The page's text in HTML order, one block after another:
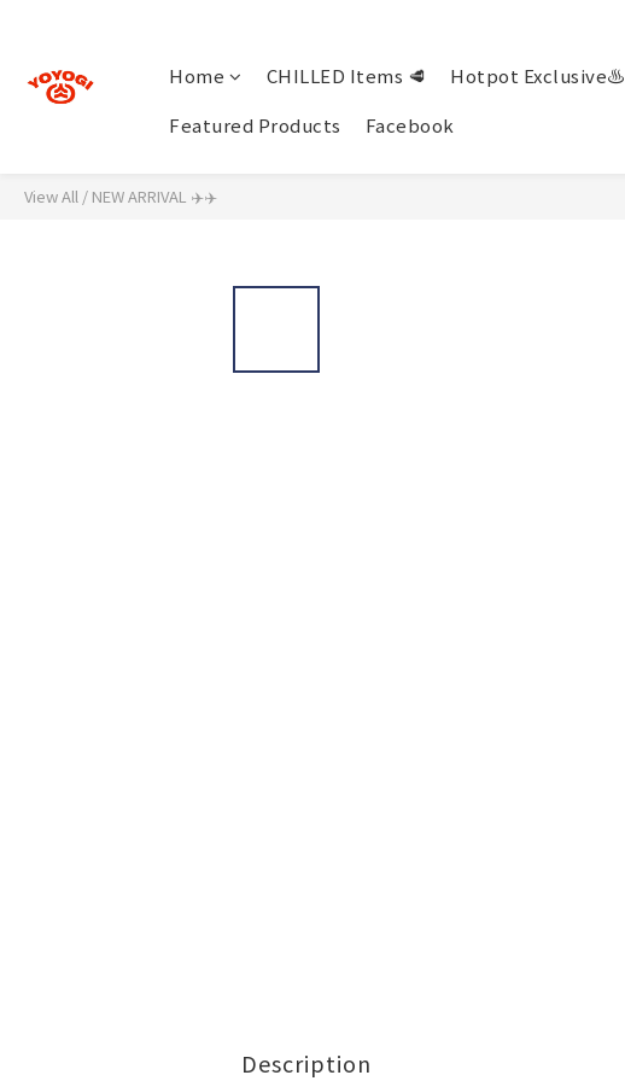
Home CHILLED Items 🥩 Hotpot Exclusive♨️
Featured Products
Facebook
View All / NEW ARRIVAL ✈️✈️
Description